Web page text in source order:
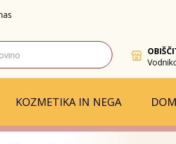
KOZMETIKA IN NEGA